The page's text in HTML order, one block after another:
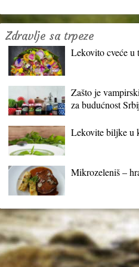
Zdravlje sa trpeze
Lekovito cveće u
Zašto je
za budućnost
Lekovite biljke u
Mikrozeleniš –